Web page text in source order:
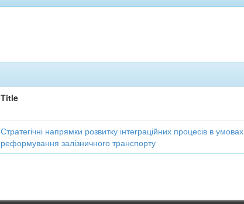
Title
Стратегічні напрямки розвитку інтеграційних процесів в умовах
реформування залізничного транспорту